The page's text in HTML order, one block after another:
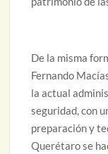
De la misma
Fernando
la actual
seguridad, con
preparación y
Querétaro se